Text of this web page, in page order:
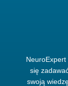
NeuroExpert
się
swoją